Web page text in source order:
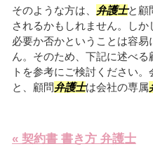
そのような方は、 弁護士と顧
されるかもしれません。しか
必要か否かということは容
ん。そのため、下記に述べる
トを参考にご検討ください。
と、顧問弁護士は会社の専属
« 契約書 書き方 弁護士